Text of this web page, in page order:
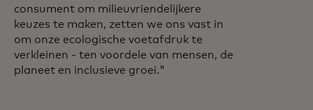
consument om milieuvriendelijkere
keuzes te maken, zetten we ons vast in
om onze ecologische voetafdruk te
verkleinen - ten voordele van mensen, de
planeet en inclusieve groei."